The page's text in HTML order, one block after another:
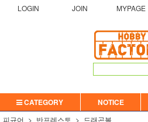
LOGIN JOIN MYPAGE
CATEGORY NOTICE
피규어 반프레스토 드래곤볼